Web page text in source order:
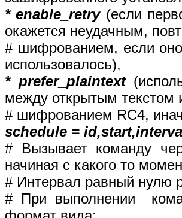
* enable_retry(если
окажется неудачным,
# шифрованием, если
использовалось),
* prefer_plaintext
между открытым текстом
# шифрованием RC4,
schedule =
# Вызывает команду
начиная с какого то
# Интервал равный нулю
# При выполнении